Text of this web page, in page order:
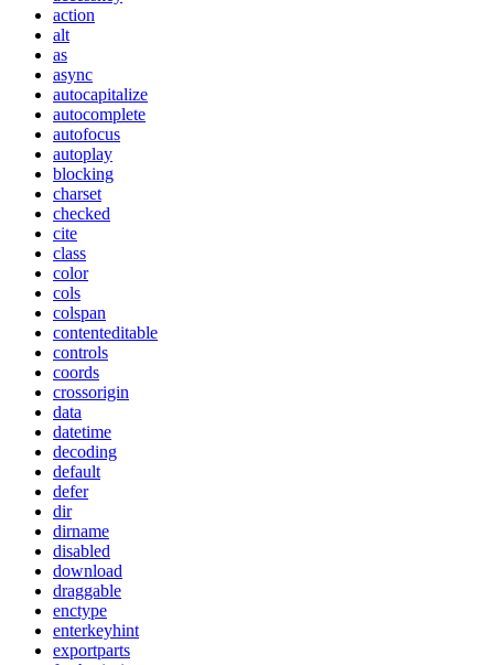
action
alt
as
async
autocapitalize
autocomplete
autofocus
autoplay
blocking
charset
checked
cite
class
color
cols
colspan
contenteditable
controls
coords
crossorigin
data
datetime
decoding
default
defer
dir
dirname
disabled
download
draggable
enctype
enterkeyhint
exportparts